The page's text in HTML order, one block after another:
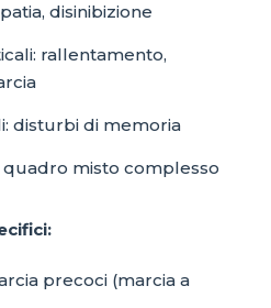
disinibizione
rallentamento,
disturbi di memoria
misto complesso
precoci (marcia a